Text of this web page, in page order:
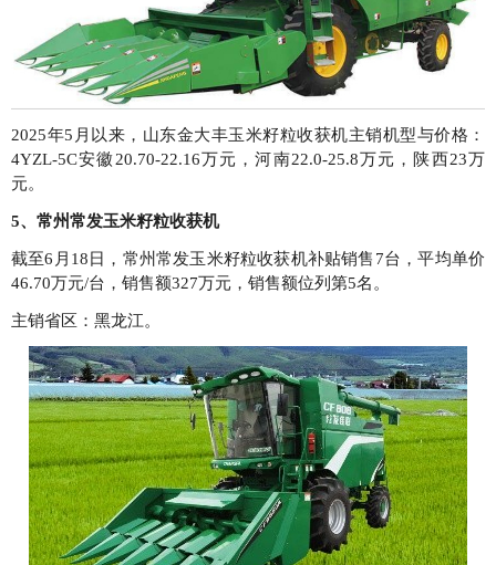
2025年5月以来，山东金大丰玉米籽粒收获机主销机型与价格：
4YZL-5C安徽20.70-22.16万元，河南22.0-25.8万元，陕西23万
元。
5、常州常发玉米籽粒收获机
截至6月18日，常州常发玉米籽粒收获机补贴销售7台，平均单价
46.70万元/台，销售额327万元，销售额位列第5名。
主销省区：黑龙江。